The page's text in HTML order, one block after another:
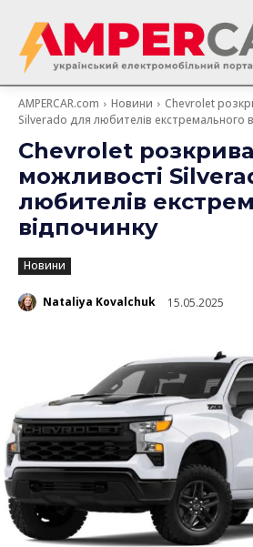
AMPERCAR.com Новини
Chevrolet
Silverado для любителів екстремального
Chevrolet
можливості
любителів
відпочинку
Новини
Nataliya Kovalchuk 15.05.2025